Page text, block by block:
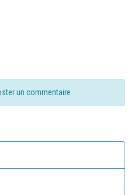
un commentaire